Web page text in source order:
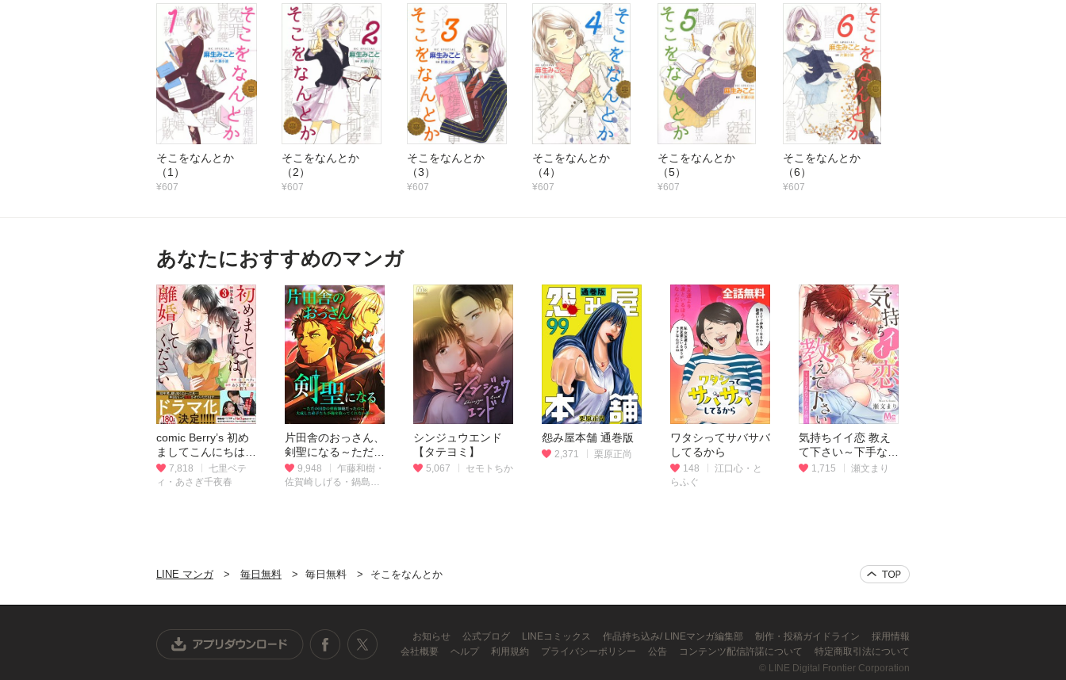
そこをなんとか
（1）
¥607
そこをなんとか
（2）
¥607
そこをなんとか
（3）
¥607
そこをなんとか
（4）
¥607
そこをなんとか
（5）
¥607
そこをなんとか
（6）
¥607
あなたにおすすめのマンガ
comic Berry’s 初め
ましてこんにちは、
離婚してください
（分冊版）
7,818
七里ベテ
ィ・あさぎ千夜春
片田舎のおっさん、
剣聖になる～ただの
田舎の剣術師範だっ
たのに、大成した弟
9,948
乍藤和樹・
佐賀崎しげる・鍋島テ
シンジュウエンド
【タテヨミ】
5,067 セモトちか
怨み屋本舗 通巻版
2,371 栗原正尚
ワタシってサバサバ
してるから
148
江口心・と
らふぐ
気持ちイイ恋 教え
て下さい～下手なあ
なたと私と彼～
1,715 瀬文まり
LINE マンガ 毎日無料 毎日無料 そこをなんとか
お知らせ 公式ブログ LINEコミックス 作品持ち込み/ LINEマンガ編集部 制作・投稿ガイドライン
採用情報
会社概要
ヘルプ 利用規約 プライバシーポリシー 公告 コンテンツ配信許諾について
特定商取引法について
© LINE Digital Frontier Corporation